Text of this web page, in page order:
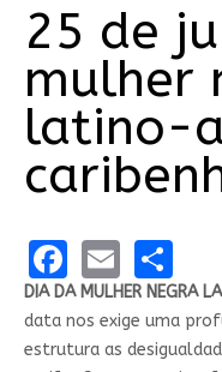
25 de
mulher
latino-
Facebook
Email
DIA DA MULHER NEGRA
data nos exige uma
estrutura as